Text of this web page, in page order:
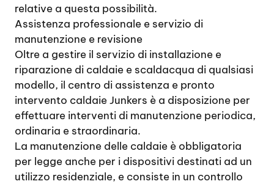
relative a questa possibilità.
Assistenza professionale e servizio di
manutenzione e revisione
Oltre a gestire il servizio di installazione e
riparazione di caldaie e scaldacqua di qualsiasi
modello, il centro di assistenza e pronto
intervento caldaie Junkers è a disposizione per
effettuare interventi di manutenzione periodica,
ordinaria e straordinaria.
La manutenzione delle caldaie è obbligatoria
per legge anche per i dispositivi destinati ad un
utilizzo residenziale, e consiste in un controllo